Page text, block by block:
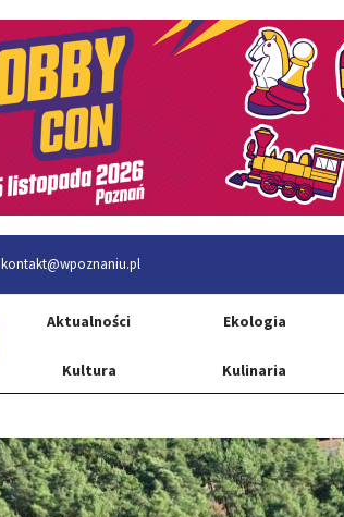
kontakt@wpoznaniu.pl
Aktualności Ekologia
Kultura Kulinaria